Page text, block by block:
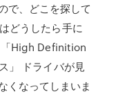
で、どこを探して
どうしたら手に
「High Definition
」 ドライバが見
くなってしまいま